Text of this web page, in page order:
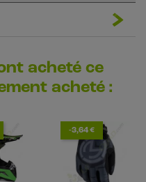
acheté ce
acheté :
-3,64 €